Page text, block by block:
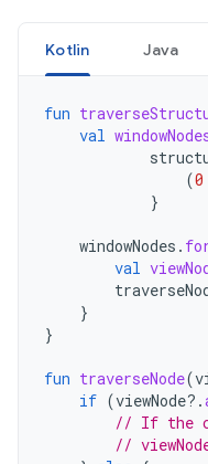
Kotlin Java
fun
val
(0
}
windowNodes .
val
}
}
fun traverseNode(
if (viewNode?.
// If the
//